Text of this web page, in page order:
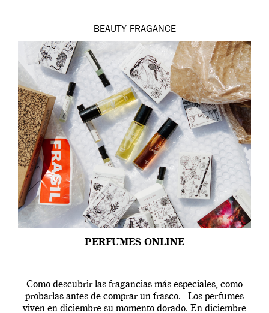
BEAUTY FRAGANCE
PERFUMES ONLINE
Como descubrir las fragancias más especiales, como
probarlas antes de comprar un frasco. Los perfumes
viven en diciembre su momento dorado. En diciembre